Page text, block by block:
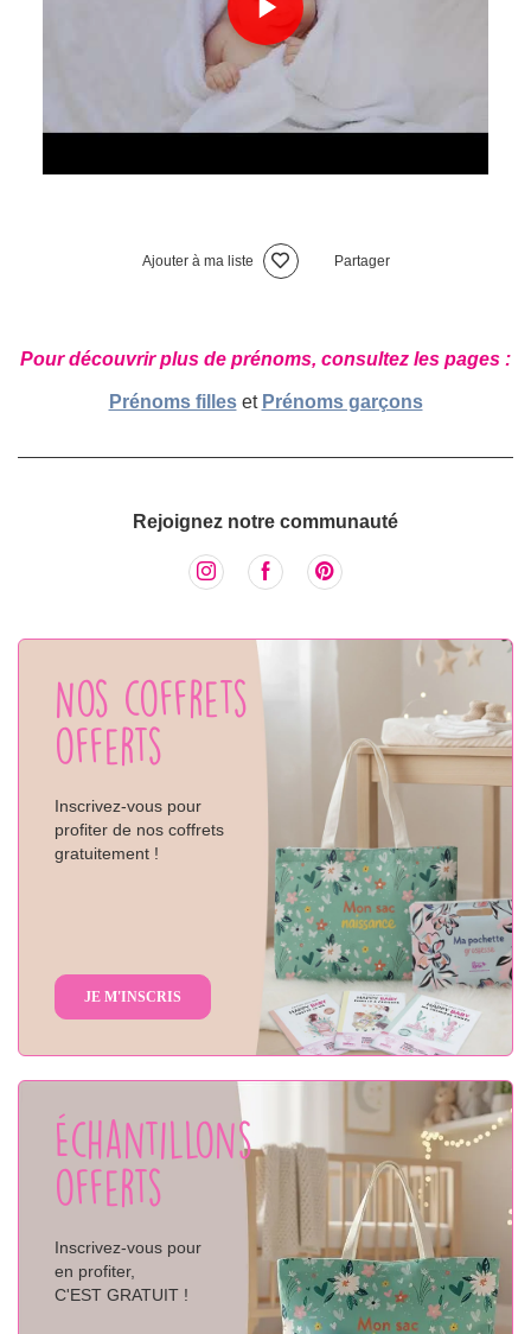
Ajouter à ma liste Partager
Pour découvrir plus de prénoms, consultez les pages :
Prénoms filleset Prénoms garçons
Rejoignez notre communauté
Nos coffrets
offerts
Inscrivez-vous pour
profiter de nos coffrets
gratuitement !
JE M'INSCRIS
Échantillons
offerts
Inscrivez-vous pour
en profiter,
C'EST GRATUIT !